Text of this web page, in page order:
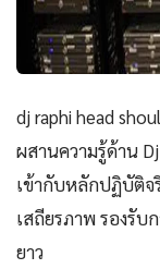
dj raphi head
ผสานความรู้ด้าน Dj
เข้ากับหลักปฏิบัติจ
เสถียรภาพ รองรับ
ยาว